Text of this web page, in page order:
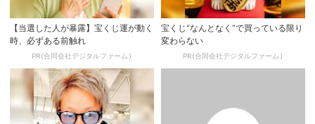
【当選した人が暴露】宝くじ運が動く
時、必ずある前触れ
PR(合同会社デジタルファーム )
宝くじ“なんとなく”で買っている限り
変わらない
PR(合同会社デジタルファーム )